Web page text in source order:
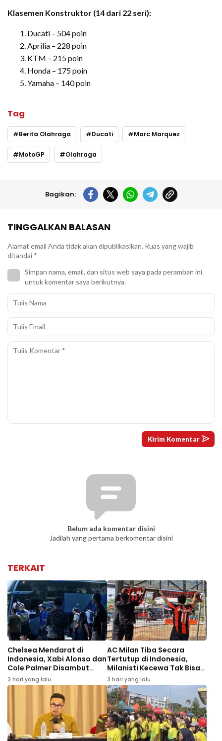
Klasemen Konstruktor (14 dari 22 seri):
Ducati – 504 poin
Aprilia – 228 poin
KTM – 215 poin
Honda – 175 poin
Yamaha – 140 poin
Tag
Berita Olahraga Ducati Marc Marquez
MotoGP Olahraga
Bagikan:
TINGGALKAN BALASAN
Alamat email Anda tidak akan dipublikasikan. Ruas yang wajib
ditandai *
Simpan nama, email, dan situs web saya pada peramban ini
untuk komentar saya berikutnya.
Belum ada komentar disini
Jadilah yang pertama berkomentar disini
TERKAIT
Chelsea Mendarat di
Indonesia, Xabi Alonso dan
Cole Palmer Disambut
Antusias Jelang Lawan AC
Milan
3 hari yang lalu
AC Milan Tiba Secara
Tertutup di Indonesia,
Milanisti Kecewa Tak Bisa
Bertemu Idola
3 hari yang lalu